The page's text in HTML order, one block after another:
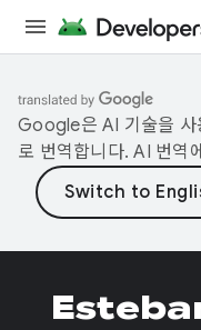
Google은 AI 기술을 사
로 번역합니다. AI 번역